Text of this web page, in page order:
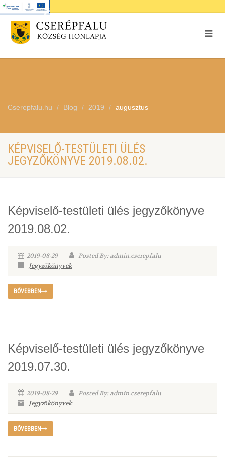
Cserepfalu.hu Blog 2019 augusztus
KÉPVISELŐ-TESTÜLETI ÜLÉS
JEGYZŐKÖNYVE 2019.08.02.
Képviselő-testületi ülés jegyzőkönyve
2019.08.02.
2019-08-29
Posted By: admin.cserepfalu
Jegyzőkönyvek
BŐVEBBEN
Képviselő-testületi ülés jegyzőkönyve
2019.07.30.
2019-08-29
Posted By: admin.cserepfalu
Jegyzőkönyvek
BŐVEBBEN